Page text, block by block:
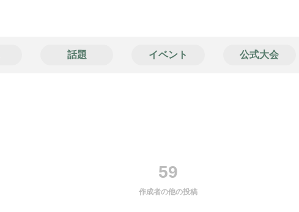
話題 イベント 公式大会
59
作成者の他の投稿